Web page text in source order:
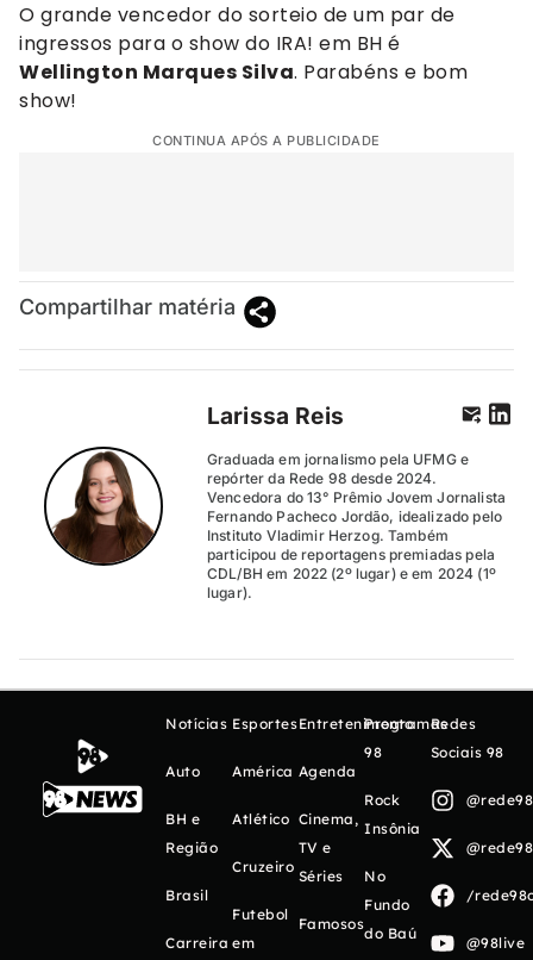
O grande vencedor do sorteio de um par de
ingressos para o show do IRA! em BH é
Wellington Marques Silva. Parabéns e bom
show!
CONTINUA APÓS A PUBLICIDADE
Compartilhar matéria
Larissa Reis
Graduada em jornalismo pela UFMG e
repórter da Rede 98 desde 2024.
Vencedora do 13° Prêmio Jovem Jornalista
Fernando Pacheco Jordão, idealizado pelo
Instituto Vladimir Herzog. Também
participou de reportagens premiadas pela
CDL/BH em 2022 (2º lugar) e em 2024 (1º
lugar).
Notícias
Auto
BH e
Região
Brasil
Carreira
Esportes
América
Atlético
Cruzeiro
Futebol
em
Entretenimento
Agenda
Cinema,
TV e
Séries
Famosos
Programas
98
Rock
Insônia
No
Fundo
do Baú
Redes
Sociais 98
/
@98live